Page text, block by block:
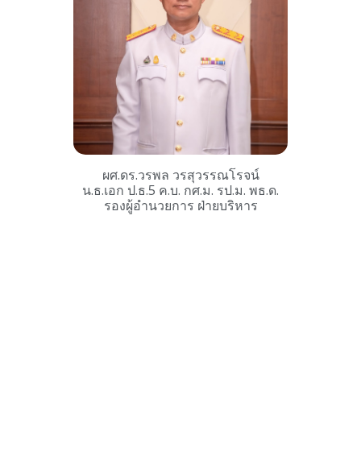
ผศ.ดร.วรพล วรสุวรรณโรจน์
น.ธ.เอก ป.ธ.5 ค.บ. กศ.ม. รป.ม. พธ.ด.
รองผู้อำนวยการ ฝ่ายบริหาร